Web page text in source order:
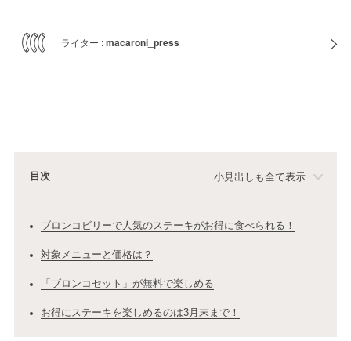
ライター :macaroni_press
目次 小見出しも全て表示
ブロンコビリーで人気のステーキがお得に食べられる！
対象メニューと価格は？
「ブロンコセット」が無料で楽しめる
お得にステーキを楽しめるのは3月末まで！